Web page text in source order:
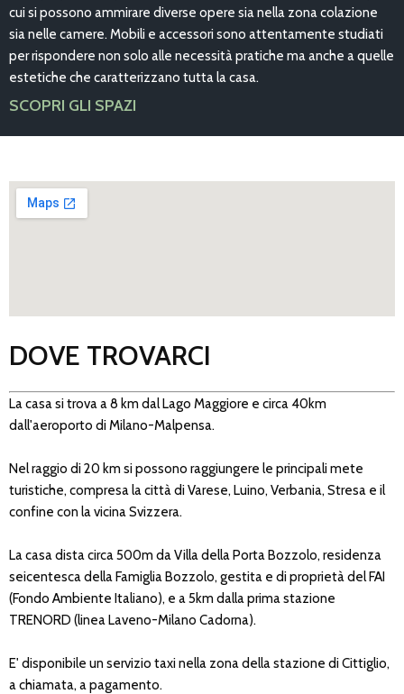
cui si possono ammirare diverse opere sia nella zona colazione
sia nelle camere. Mobili e accessori sono attentamente studiati
per rispondere non solo alle necessità pratiche ma anche a quelle
estetiche che caratterizzano tutta la casa.
SCOPRI GLI SPAZI
DOVE TROVARCI
La casa si trova a 8 km dal Lago Maggiore e circa 40km
dall'aeroporto di Milano-Malpensa.
Nel raggio di 20 km si possono raggiungere le principali mete
turistiche, compresa la città di Varese, Luino, Verbania, Stresa e il
confine con la vicina Svizzera.
La casa dista circa 500m da Villa della Porta Bozzolo, residenza
seicentesca della Famiglia Bozzolo, gestita e di proprietà del FAI
(Fondo Ambiente Italiano), e a 5km dalla prima stazione
TRENORD (linea Laveno-Milano Cadorna).
E' disponibile un servizio taxi nella zona della stazione di Cittiglio,
a chiamata, a pagamento.